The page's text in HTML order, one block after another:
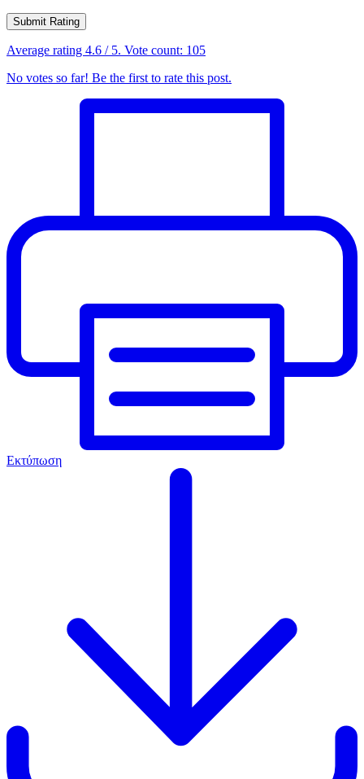
Submit Rating
Average rating 4.6 / 5. Vote count: 105
No votes so far! Be the first to rate this post.
Εκτύπωση